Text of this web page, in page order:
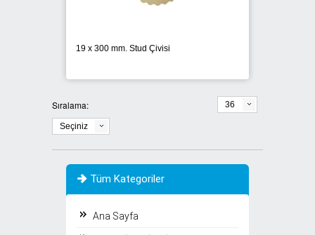
19 x 300 mm. Stud Çivisi
Sıralama:
Seçiniz
36
Tüm Kategoriler
Ana Sayfa